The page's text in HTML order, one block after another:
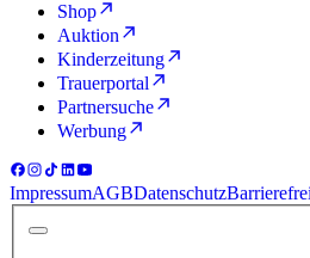
Shop
Auktion
Kinderzeitung
Trauerportal
Partnersuche
Werbung
ImpressumAGBDatenschutz